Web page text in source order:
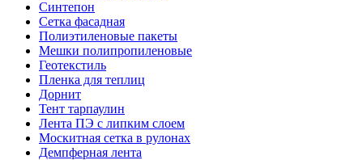
Синтепон
Сетка фасадная
Полиэтиленовые пакеты
Мешки полипропиленовые
Геотекстиль
Пленка для теплиц
Дорнит
Тент тарпаулин
Лента ПЭ с липким слоем
Москитная сетка в рулонах
Демпферная лента